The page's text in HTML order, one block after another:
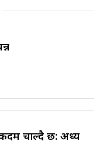
चाल्दै छ: अध्यक्ष